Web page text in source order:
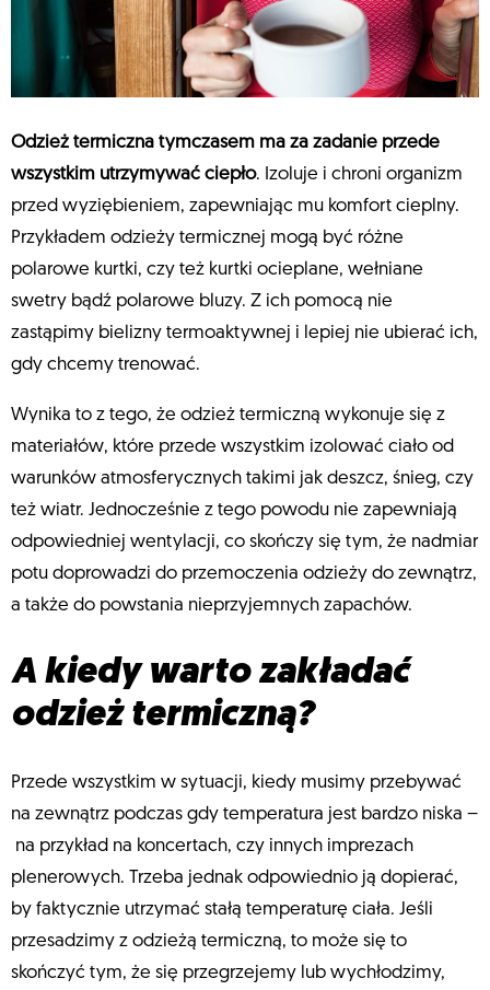
Odzież termiczna tymczasem ma za zadanie przede
wszystkim utrzymywać ciepło. Izoluje i chroni organizm
przed wyziębieniem, zapewniając mu komfort cieplny.
Przykładem odzieży termicznej mogą być różne
polarowe kurtki, czy też kurtki ocieplane, wełniane
swetry bądź polarowe bluzy. Z ich pomocą nie
zastąpimy bielizny termoaktywnej i lepiej nie ubierać ich,
gdy chcemy trenować.
Wynika to z tego, że odzież termiczną wykonuje się z
materiałów, które przede wszystkim izolować ciało od
warunków atmosferycznych takimi jak deszcz, śnieg, czy
też wiatr. Jednocześnie z tego powodu nie zapewniają
odpowiedniej wentylacji, co skończy się tym, że nadmiar
potu doprowadzi do przemoczenia odzieży do zewnątrz,
a także do powstania nieprzyjemnych zapachów.
A kiedy warto zakładać
odzież termiczną?
Przede wszystkim w sytuacji, kiedy musimy przebywać
na zewnątrz podczas gdy temperatura jest bardzo niska –
na przykład na koncertach, czy innych imprezach
plenerowych. Trzeba jednak odpowiednio ją dopierać,
by faktycznie utrzymać stałą temperaturę ciała. Jeśli
przesadzimy z odzieżą termiczną, to może się to
skończyć tym, że się przegrzejemy lub wychłodzimy,